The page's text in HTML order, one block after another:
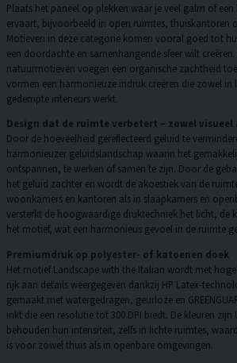
Plaats het paneel op plekken waar je veel galm of
ervaart, bijvoorbeeld in open ruimtes, thuiskantoren
Motieven in deze categorie komen vooral goed tot
een doordachte en samenhangende sfeer wilt
natuurmotieven voegen een organische zachtheid
vormen een harmonieuze indruk creëren die zowel in
gedempte interieurs werkt.
Design dat de ruimte verbetert – zowel visueel
Door de hoeveelheid gereflecteerd geluid te
harmonieuzer geluidslandschap waarin het
ontspannen, te werken of samen te zijn. Door de
het geluid zachter en wordt de akoestiek van de
woonkamers en kantoren als in slaapkamers en
versterkt de hoogwaardige druktechniek het licht, de
het motief, wat een harmonieus gevoel in de ruimte
Premiumdruk op polyester- of katoenen doek
Het motief Landscape with the Italian wordt met
rijk aan details weergegeven dankzij HP Latex-
gemaakt met watergedragen, geurloze en
inkt die een resolutie tot 300 DPI biedt. De kleuren zijn
behouden hun intensiteit, zelfs in lichte ruimtes,
is voor zowel thuis als in openbare omgevingen.